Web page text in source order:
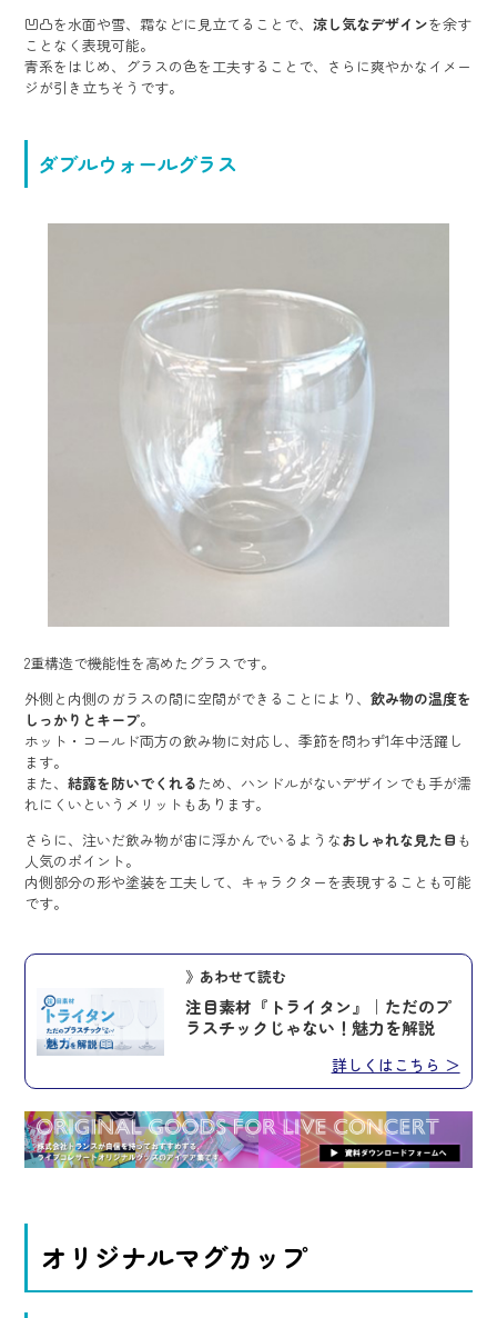
凹凸を水面や雪、霜などに見立てることで、涼し気なデザインを余す
ことなく表現可能。
青系をはじめ、グラスの色を工夫することで、さらに爽やかなイメー
ジが引き立ちそうです。
ダブルウォールグラス
2重構造で機能性を高めたグラスです。
外側と内側のガラスの間に空間ができることにより、飲み物の温度を
しっかりとキープ。
ホット・コールド両方の飲み物に対応し、季節を問わず1年中活躍し
ます。
また、結露を防いでくれる ため、ハンドルがないデザインでも手が濡
れにくいというメリットもあります。
さらに、注いだ飲み物が宙に浮かんでいるようなおしゃれな見た目 も
人気のポイント。
内側部分の形や塗装を工夫して、キャラクターを表現することも可能
です。
》あわせて読む
注目素材『トライタン』｜ただのプ
ラスチックじゃない！魅力を解説
詳しくはこちら ＞
オリジナルマグカップ